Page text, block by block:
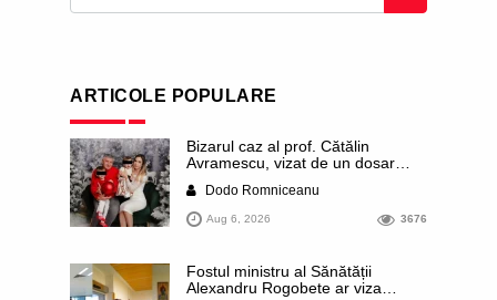
ARTICOLE POPULARE
Bizarul caz al prof. Cătălin
Avramescu, vizat de un dosar
infantilă”. Miroase a execuție
stalinistă. Cea mai imundă parte a
presei publică inclusiv documente
dezvăluite date ultra-personale
ale profesorului, inclusiv
diagnostice și tratamente
Dodo Romniceanu
Aug 6, 2026 3676
Fostul ministru al Sănătății
Alexandru Rogobete ar viza